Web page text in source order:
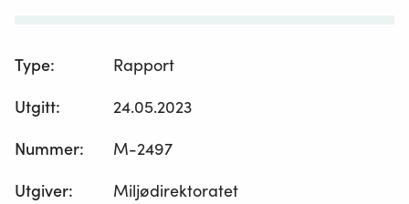
Type:
Rapport
Utgitt:
24.05.2023
Nummer:
M-2497
Utgiver:
Miljødirektoratet